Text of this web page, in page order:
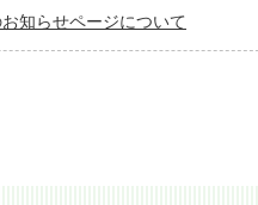
知らせページについて